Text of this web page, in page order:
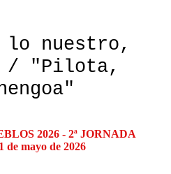
nuestro,
/ "Pilota,
2026 - 2ª JORNADA
de mayo de 2026